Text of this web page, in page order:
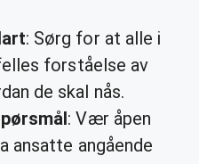
: Sørg for at alle i
forståelse av
de skal nås.
: Vær åpen
ansatte angående